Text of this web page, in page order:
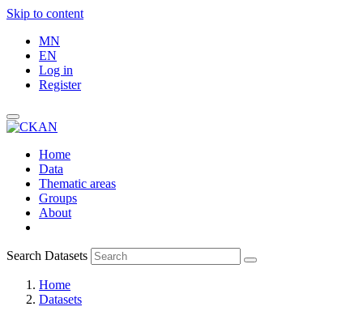
Skip to content
MN
EN
Log in
Register
Home
Data
Thematic areas
Groups
About
Search Datasets
Home
Datasets